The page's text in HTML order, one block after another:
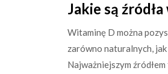
Jakie są
Witaminę D można
zarówno naturalnych,
Najważniejszym